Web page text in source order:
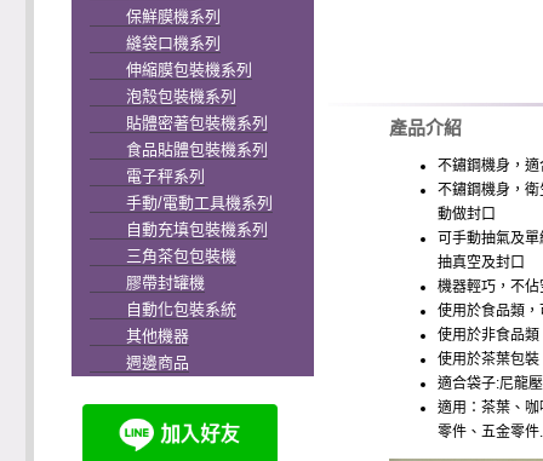
保鮮膜機系列
縫袋口機系列
伸縮膜包裝機系列
泡殼包裝機系列
貼體密著包裝機系列
食品貼體包裝機系列
電子秤系列
手動/電動工具機系列
自動充填包裝機系列
三角茶包包裝機
膠帶封罐機
自動化包裝系統
其他機器
週邊商品
產品介紹
不鏽鋼機身，
不鏽鋼機身，
動做封口
可手動抽氣及
抽真空及封口
機器輕巧，不
使用於食品類
使用於非食品
使用於茶葉包
適合袋子:尼龍
適用：茶葉、
零件、五金零件